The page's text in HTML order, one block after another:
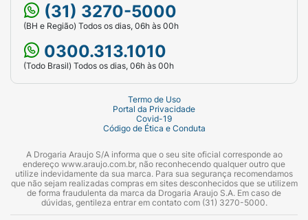
(31) 3270-5000
(BH e Região) Todos os dias, 06h às 00h
0300.313.1010
(Todo Brasil) Todos os dias, 06h às 00h
Termo de Uso
Portal da Privacidade
Covid-19
Código de Ética e Conduta
A Drogaria Araujo S/A informa que o seu site oficial corresponde ao
endereço www.araujo.com.br, não reconhecendo qualquer outro que
utilize indevidamente da sua marca. Para sua segurança recomendamos
que não sejam realizadas compras em sites desconhecidos que se utilizem
de forma fraudulenta da marca da Drogaria Araujo S.A. Em caso de
dúvidas, gentileza entrar em contato com (31) 3270-5000.